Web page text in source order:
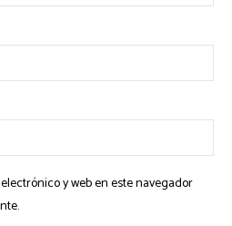
y web en este navegador